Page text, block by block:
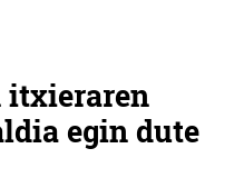
itxieraren
egin dute